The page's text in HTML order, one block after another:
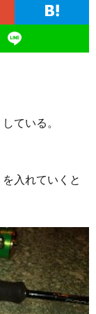
ている。
入れていくと